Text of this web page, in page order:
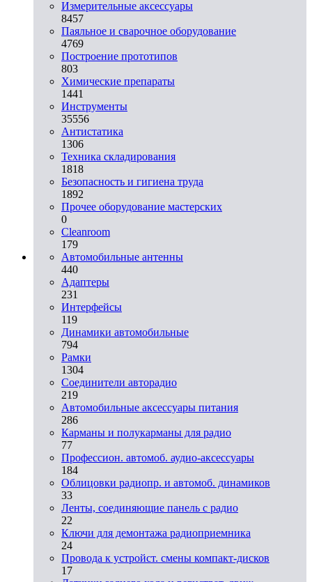
Измерительные аксессуары
8457
Паяльное и сварочное оборудование
4769
Построение прототипов
803
Химические препараты
1441
Инструменты
35556
Aнтистатика
1306
Техника складирования
1818
Безопасность и гигиена труда
1892
Прочее оборудование мастерских
0
Cleanroom
179
Автомобильные антенны
440
Адаптеры
231
Интерфейсы
119
Динамики автомобильные
794
Рамки
1304
Соединители авторадио
219
Автомобильные аксессуары питания
286
Карманы и полукарманы для радио
77
Профессион. автомоб. аудио-аксессуары
184
Облицовки радиопр. и автомоб. динамиков
33
Ленты, соединяющие панель с радио
22
Ключи для демонтажа радиоприемника
24
Провода к устройст. смены компакт-дисков
17